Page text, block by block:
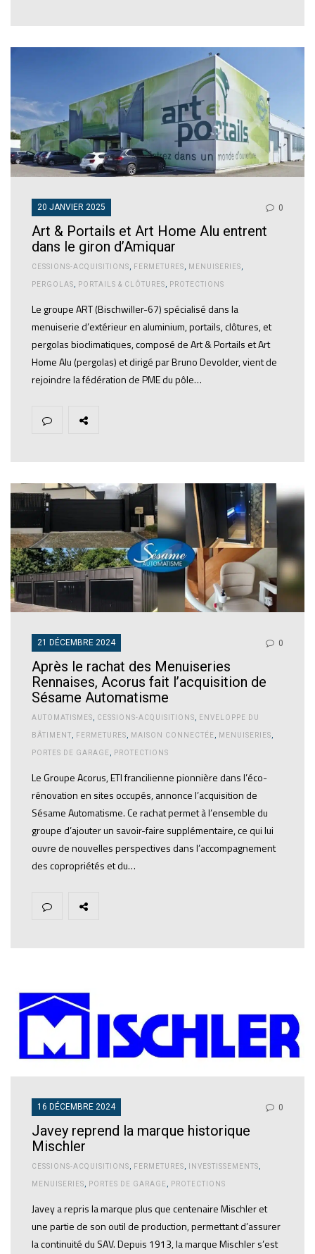
20 JANVIER 2025 0
Art & Portails et Art Home Alu entrent
dans le giron d’Amiquar
CESSIONS-ACQUISITIONS FERMETURES MENUISERIES
PERGOLAS PORTAILS & CLÔTURES PROTECTIONS
Le groupe ART (Bischwiller-67) spécialisé dans la
menuiserie d’extérieur en aluminium, portails, clôtures, et
pergolas bioclimatiques, composé de Art & Portails et Art
Home Alu (pergolas) et dirigé par Bruno Devolder, vient de
rejoindre la fédération de PME du pôle…
21 DÉCEMBRE 2024 0
Après le rachat des Menuiseries
Rennaises, Acorus fait l’acquisition de
Sésame Automatisme
AUTOMATISMES CESSIONS-ACQUISITIONS ENVELOPPE DU
BÂTIMENT FERMETURES MAISON CONNECTÉE MENUISERIES
PORTES DE GARAGE PROTECTIONS
Le Groupe Acorus, ETI francilienne pionnière dans l’éco-
rénovation en sites occupés, annonce l’acquisition de
Sésame Automatisme. Ce rachat permet à l’ensemble du
groupe d’ajouter un savoir-faire supplémentaire, ce qui lui
ouvre de nouvelles perspectives dans l’accompagnement
des copropriétés et du…
16 DÉCEMBRE 2024 0
Javey reprend la marque historique
Mischler
CESSIONS-ACQUISITIONS FERMETURES INVESTISSEMENTS
MENUISERIES PORTES DE GARAGE PROTECTIONS
Javey a repris la marque plus que centenaire Mischler et
une partie de son outil de production, permettant d’assurer
la continuité du SAV. Depuis 1913, la marque Mischler s’est